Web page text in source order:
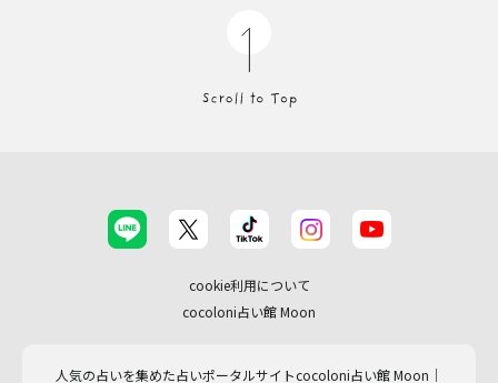
cookie利用について
cocoloni占い館 Moon
人気の占いを集めた占いポータルサイトcocoloni占い館 Moon｜